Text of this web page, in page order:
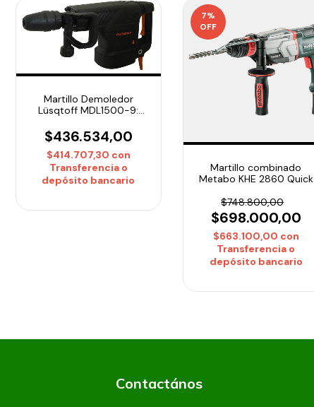
Martillo Demoledor
Lüsqtoff MDL1500-9:
fuerza
$436.534,00
$414.707,30 con
Transferencia o
depósito bancario
7%
OFF
Martillo combinado
Metabo KHE 2860 Quick
$748.800,00
$698.000,00
$663.100,00 con
Transferencia o
depósito bancario
Contactános